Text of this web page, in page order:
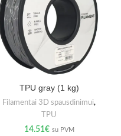
TPU gray (1 kg)
Filamentai 3D spausdinimui,
TPU
14.51€ su PVM